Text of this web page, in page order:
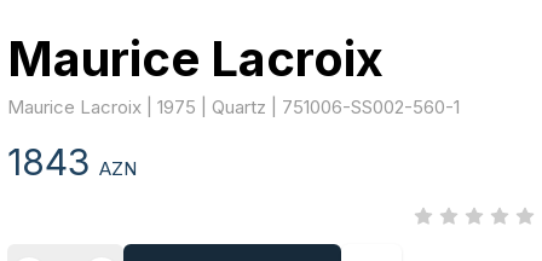
Maurice Lacroix
Maurice Lacroix | 1975 | Quartz | 751006-SS002-560-1
1843AZN